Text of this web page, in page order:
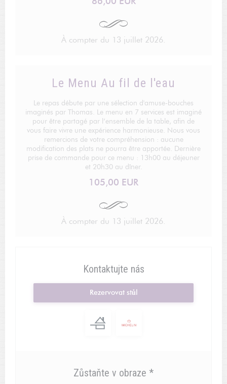
À compter du 13 juillet 2026.
Le Menu Au fil de l'eau
Le repas débute par une sélection d'amuse-bouches
imaginés par Thomas. Le menu en 7 services est imaginé
pour être partagé par l’ensemble de la table, afin de
vous faire vivre une expérience harmonieuse. Nous vous
remercions de votre compréhension : aucune
modification des plats ne pourra être apportée. Dernière
prise de commande pour ce menu : 13h00 au déjeuner
et 20h30 au dîner.
105,00 EUR
À compter du 13 juillet 2026.
Kontaktujte nás
Rezervovat stůl
Zůstaňte v obraze *